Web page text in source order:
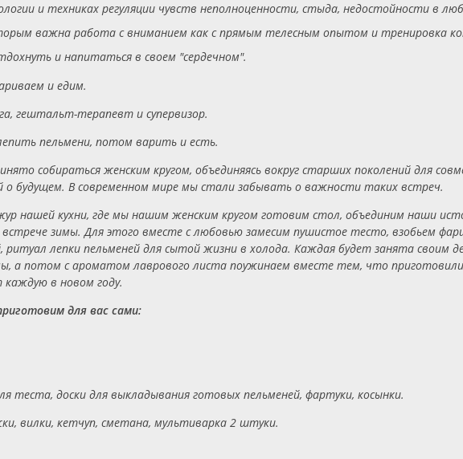
и техниках регуляции чувств неполноценности, стыда, недостойности в
важна работа с вниманием как с прямым телесным опытом и тренировка
и напитаться в своем "сердечном".
и едим.
гештальт-терапевт и супервизор.
пельмени, потом варить и есть.
собираться женским кругом, объединяясь вокруг старших поколений для
о будущем. В современном мире мы стали забывать о важности таких встреч.
нашей кухни, где мы нашим женским кругом готовим стол, объединим наши
зимы. Для этого вместе с любовью замесим пушистое тесто, взобьем
ритуал лепки пельменей для сытой жизни в холода. Каждая будет занята своим
а потом с ароматом лаврового листа поужинаем вместе тем, что
в новом году.
для вас сами:
теста, доски для выкладывания готовых пельменей, фартуки, косынки.
вилки, кетчуп, сметана, мультиварка 2 штуки.